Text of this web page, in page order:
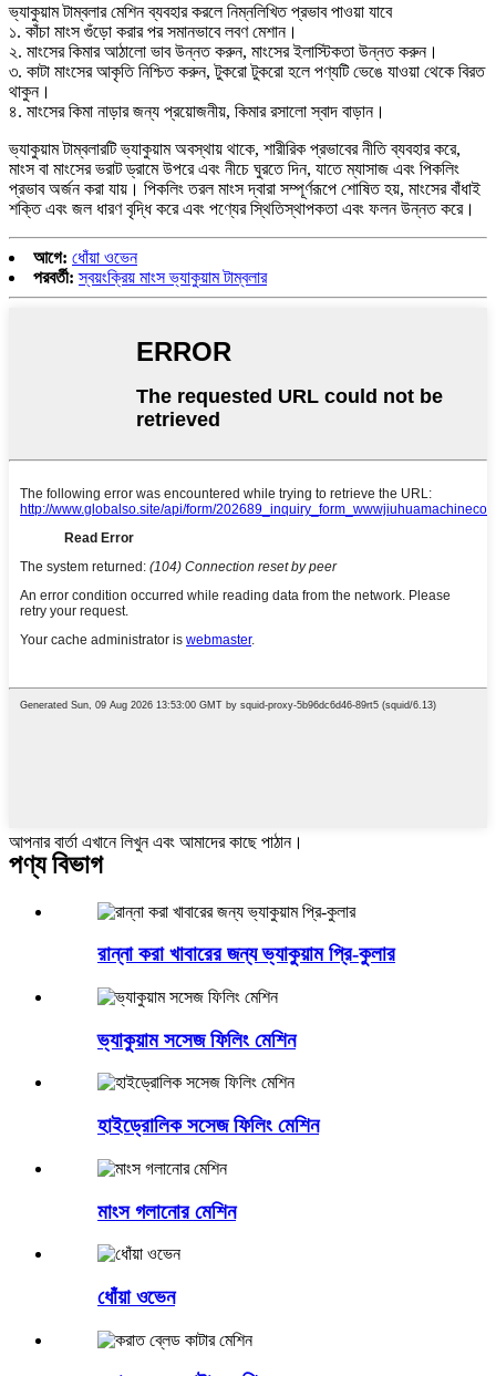
ভ্যাকুয়াম টাম্বলার মেশিন ব্যবহার করলে নিম্নলিখিত প্রভাব পাওয়া যাবে
১. কাঁচা মাংস গুঁড়ো করার পর সমানভাবে লবণ মেশান।
২. মাংসের কিমার আঠালো ভাব উন্নত করুন, মাংসের ইলাস্টিকতা উন্নত করুন।
৩. কাটা মাংসের আকৃতি নিশ্চিত করুন, টুকরো টুকরো হলে পণ্যটি ভেঙে যাওয়া থেকে বিরত
থাকুন।
৪. মাংসের কিমা নাড়ার জন্য প্রয়োজনীয়, কিমার রসালো স্বাদ বাড়ান।
ভ্যাকুয়াম টাম্বলারটি ভ্যাকুয়াম অবস্থায় থাকে, শারীরিক প্রভাবের নীতি ব্যবহার করে,
মাংস বা মাংসের ভরাট ড্রামে উপরে এবং নীচে ঘুরতে দিন, যাতে ম্যাসাজ এবং পিকলিং
প্রভাব অর্জন করা যায়। পিকলিং তরল মাংস দ্বারা সম্পূর্ণরূপে শোষিত হয়, মাংসের বাঁধাই
শক্তি এবং জল ধারণ বৃদ্ধি করে এবং পণ্যের স্থিতিস্থাপকতা এবং ফলন উন্নত করে।
আগে: ধোঁয়া ওভেন
পরবর্তী: স্বয়ংক্রিয় মাংস ভ্যাকুয়াম টাম্বলার
আপনার বার্তা এখানে লিখুন এবং আমাদের কাছে পাঠান।
পণ্য বিভাগ
রান্না করা খাবারের জন্য ভ্যাকুয়াম প্রি-কুলার
ভ্যাকুয়াম সসেজ ফিলিং মেশিন
হাইড্রোলিক সসেজ ফিলিং মেশিন
মাংস গলানোর মেশিন
ধোঁয়া ওভেন